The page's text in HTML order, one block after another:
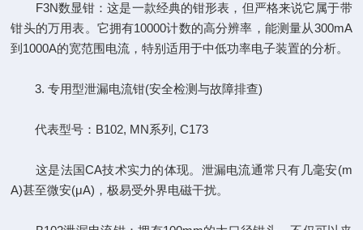
F3N数显钳：这是一款经典的钳形表，但严格来说它属于带
钳头的万用表。它拥有10000计数的高分辨率，能测量从300mA
到1000A的宽范围电流，特别适用于中低功率电子装置的分析。
3. 专用型泄漏电流钳(安全检测与故障排查)
代表型号：B102, MN系列, C173
这是法国CA技术实力的体现。泄漏电流通常只有几毫安(m
A)甚至微安(μA)，极易受外界电磁干扰。